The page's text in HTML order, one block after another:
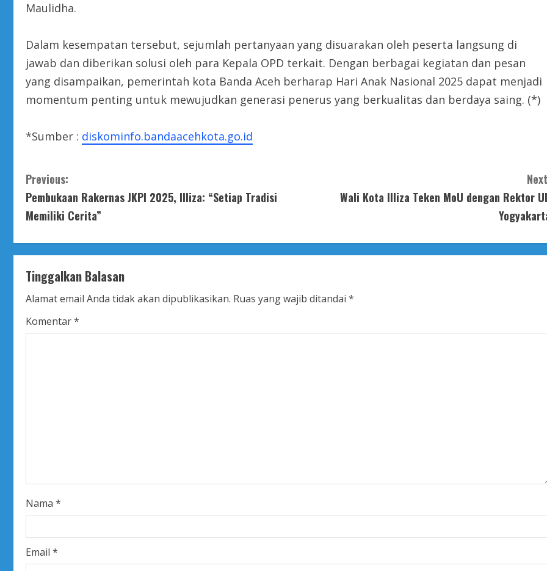
Maulidha.
Dalam kesempatan tersebut, sejumlah pertanyaan yang disuarakan oleh peserta langsung di
jawab dan diberikan solusi oleh para Kepala OPD terkait. Dengan berbagai kegiatan dan pesan
yang disampaikan, pemerintah kota Banda Aceh berharap Hari Anak Nasional 2025 dapat menjadi
momentum penting untuk mewujudkan generasi penerus yang berkualitas dan berdaya saing. (*)
*Sumber : diskominfo.bandaacehkota.go.id
C
o
t
i
n
u
i
n
g
Previous:
Pembukaan Rakernas JKPI 2025, Illiza: “Setiap Tradisi
Memiliki Cerita”
Wali Kota Illiza Teken MoU dengan Rektor
Tinggalkan Balasan
Alamat email Anda tidak akan dipublikasikan. Ruas yang wajib ditandai *
Komentar*
Nama *
Email *